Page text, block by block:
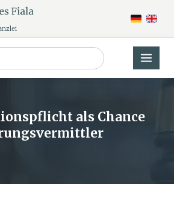
als Chance